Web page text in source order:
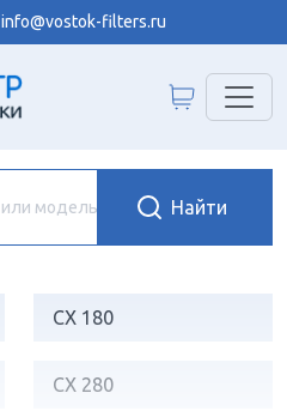
info@vostok-filters.ru
CX 180
CX 280